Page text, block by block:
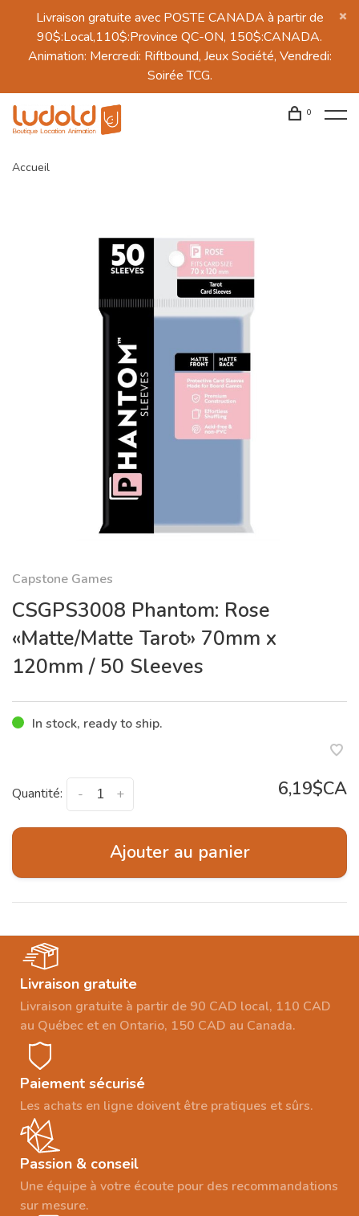
Livraison gratuite avec POSTE CANADA à partir de
90$:Local,110$:Province QC-ON, 150$:CANADA.
Animation: Mercredi: Riftbound, Jeux Société, Vendredi:
Soirée TCG.
0
Accueil
Capstone Games
CSGPS3008 Phantom: Rose
«Matte/Matte Tarot» 70mm x
120mm / 50 Sleeves
In stock, ready to ship.
Quantité: +
- 6,19$CA
Ajouter au panier
Livraison gratuite
Livraison gratuite à partir de 90 CAD local, 110 CAD
au Québec et en Ontario, 150 CAD au Canada.
Paiement sécurisé
Les achats en ligne doivent être pratiques et sûrs.
Passion & conseil
Une équipe à votre écoute pour des recommandations
sur mesure.